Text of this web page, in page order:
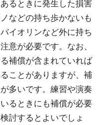
るときに発生した損害
などの持ち歩かないも
イオリンなど外に持ち
意が必要です。なお、
補償が含まれていれば
ことがありますが、補
多いです。練習や演奏
るときにも補償が必要
討するとよいでしょ